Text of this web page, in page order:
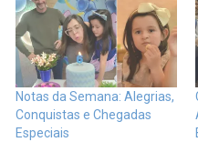
Notas da Semana: Alegrias,
Conquistas e Chegadas
Especiais